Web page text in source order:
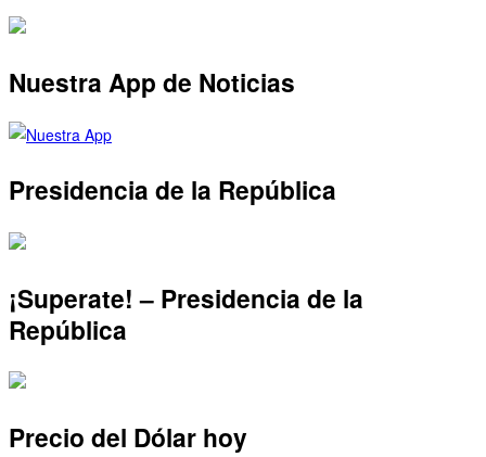
Nuestra App de Noticias
Presidencia de la República
¡Superate! – Presidencia de la
República
Precio del Dólar hoy